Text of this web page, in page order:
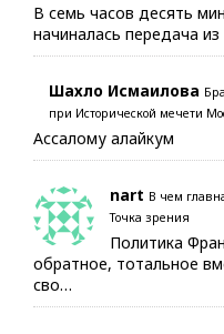
В семь часов десять
начиналась передача
Шахло Исмаилова
при Исторической мечети
Ассалому алайкум
nart В чем
Точка зрения
Политика
обратное, тотальное
сво…